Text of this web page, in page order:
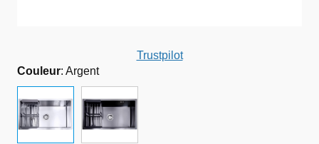
Trustpilot
Couleur: Argent